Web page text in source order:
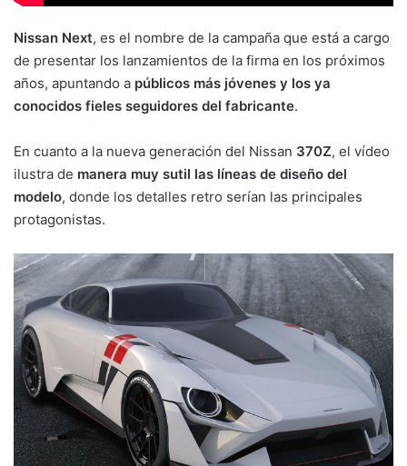
Nissan Next, es el nombre de la campaña que está a cargo
de presentar los lanzamientos de la firma en los próximos
años, apuntando a públicos más jóvenes y los ya
conocidos fieles seguidores del fabricante.
En cuanto a la nueva generación del Nissan 370Z, el vídeo
ilustra de manera muy sutil las líneas de diseño del
modelo, donde los detalles retro serían las principales
protagonistas.